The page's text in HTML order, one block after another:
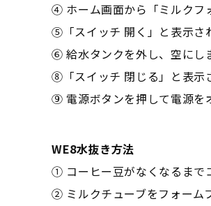
④ ホーム画面から「ミルクフ
⑤「スイッチ 開く」と表示さ
⑥ 給水タンクを外し、空にし
⑧「スイッチ 閉じる」と表示
⑨ 電源ボタンを押して電源を
WE8水抜き方法
① コーヒー豆がなくなるまで
② ミルクチューブをフォーム